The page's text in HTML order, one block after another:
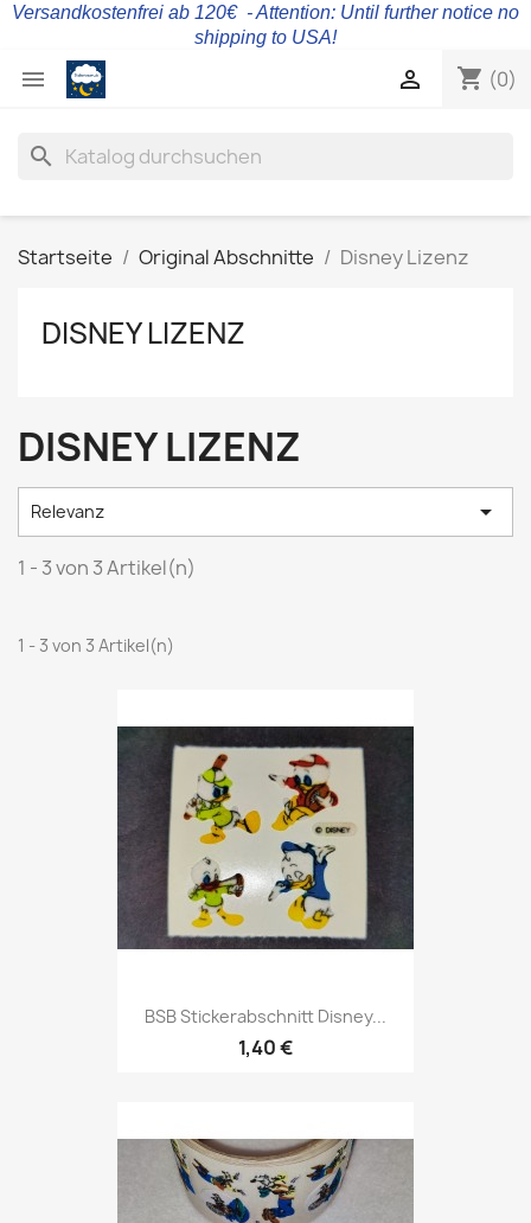
Versandkostenfrei ab 120€ - Attention: Until further notice no
shipping to USA!
 shopping_cart (0)

search
Startseite Original Abschnitte Disney Lizenz
DISNEY LIZENZ
DISNEY LIZENZ
Relevanz 
1 - 3 von 3 Artikel(n)
1 - 3 von 3 Artikel(n)
BSB Stickerabschnitt Disney...
1,40 €